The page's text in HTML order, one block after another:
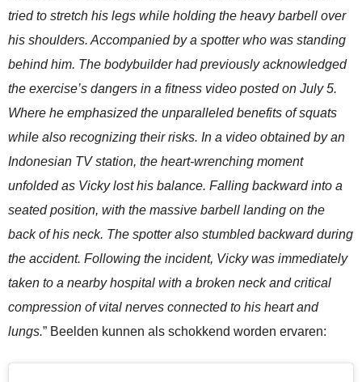
tried to stretch his legs while holding the heavy barbell over
his shoulders. Accompanied by a spotter who was standing
behind him. The bodybuilder had previously acknowledged
the exercise’s dangers in a fitness video posted on July 5.
Where he emphasized the unparalleled benefits of squats
while also recognizing their risks. In a video obtained by an
Indonesian TV station, the heart-wrenching moment
unfolded as Vicky lost his balance. Falling backward into a
seated position, with the massive barbell landing on the
back of his neck. The spotter also stumbled backward during
the accident. Following the incident, Vicky was immediately
taken to a nearby hospital with a broken neck and critical
compression of vital nerves connected to his heart and
lungs.” Beelden kunnen als schokkend worden ervaren: